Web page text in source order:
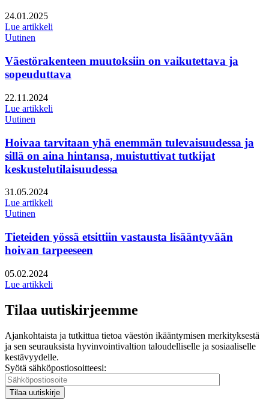
Julkaistu:
24.01.2025
Lue artikkeli
Uutinen
Väestörakenteen muutoksiin on vaikutettava ja
sopeuduttava
Julkaistu:
22.11.2024
Lue artikkeli
Uutinen
Hoivaa tarvitaan yhä enemmän tulevaisuudessa ja
sillä on aina hintansa, muistuttivat tutkijat
keskustelutilaisuudessa
Julkaistu:
31.05.2024
Lue artikkeli
Uutinen
Tieteiden yössä etsittiin vastausta lisääntyvään
hoivan tarpeeseen
Julkaistu:
05.02.2024
Lue artikkeli
Tilaa uutiskirjeemme
Ajankohtaista ja tutkittua tietoa väestön ikääntymisen merkityksestä
ja sen seurauksista hyvinvointivaltion taloudelliselle ja sosiaaliselle
kestävyydelle.
Syötä sähköpostiosoitteesi: